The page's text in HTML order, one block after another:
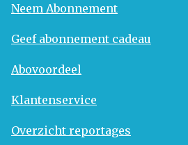
Neem Abonnement
Geef abonnement cadeau
Abovoordeel
Klantenservice
Overzicht reportages